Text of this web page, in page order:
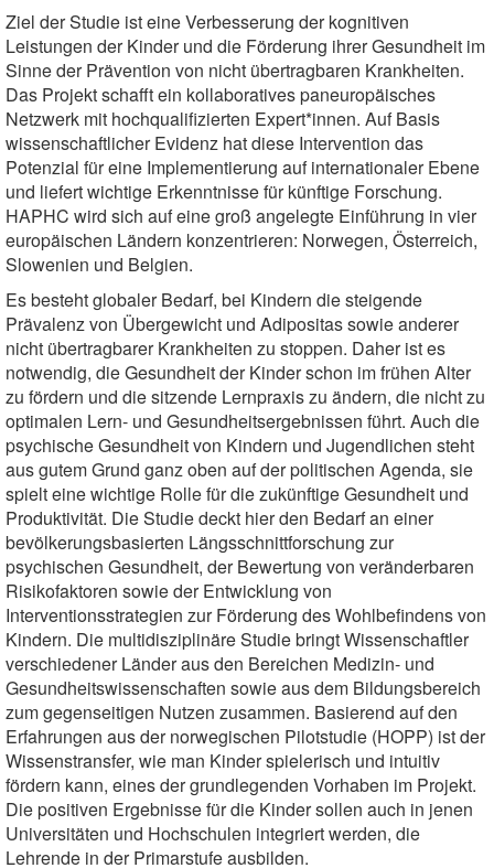
Ziel der Studie ist eine Verbesserung der kognitiven
Leistungen der Kinder und die Förderung ihrer Gesundheit im
Sinne der Prävention von nicht übertragbaren Krankheiten.
Das Projekt schafft ein kollaboratives paneuropäisches
Netzwerk mit hochqualifizierten Expert*innen. Auf Basis
wissenschaftlicher Evidenz hat diese Intervention das
Potenzial für eine Implementierung auf internationaler Ebene
und liefert wichtige Erkenntnisse für künftige Forschung.
HAPHC wird sich auf eine groß angelegte Einführung in vier
europäischen Ländern konzentrieren: Norwegen, Österreich,
Slowenien und Belgien.
Es besteht globaler Bedarf, bei Kindern die steigende
Prävalenz von Übergewicht und Adipositas sowie anderer
nicht übertragbarer Krankheiten zu stoppen. Daher ist es
notwendig, die Gesundheit der Kinder schon im frühen Alter
zu fördern und die sitzende Lernpraxis zu ändern, die nicht zu
optimalen Lern- und Gesundheitsergebnissen führt. Auch die
psychische Gesundheit von Kindern und Jugendlichen steht
aus gutem Grund ganz oben auf der politischen Agenda, sie
spielt eine wichtige Rolle für die zukünftige Gesundheit und
Produktivität. Die Studie deckt hier den Bedarf an einer
bevölkerungsbasierten Längsschnittforschung zur
psychischen Gesundheit, der Bewertung von veränderbaren
Risikofaktoren sowie der Entwicklung von
Interventionsstrategien zur Förderung des Wohlbefindens von
Kindern. Die multidisziplinäre Studie bringt Wissenschaftler
verschiedener Länder aus den Bereichen Medizin- und
Gesundheitswissenschaften sowie aus dem Bildungsbereich
zum gegenseitigen Nutzen zusammen. Basierend auf den
Erfahrungen aus der norwegischen Pilotstudie (HOPP) ist der
Wissenstransfer, wie man Kinder spielerisch und intuitiv
fördern kann, eines der grundlegenden Vorhaben im Projekt.
Die positiven Ergebnisse für die Kinder sollen auch in jenen
Universitäten und Hochschulen integriert werden, die
Lehrende in der Primarstufe ausbilden.